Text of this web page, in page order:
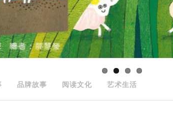
品牌故事 阅读文化 艺术生活